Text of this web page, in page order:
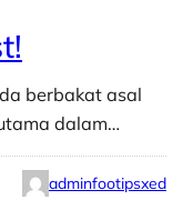
berbakat asal
dalam…
adminfootipsxed